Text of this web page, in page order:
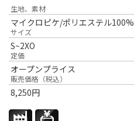
生地、素材
マイクロピケ/ポリエステル100%
サイズ
S~2XO
定価
オープンプライス
販売価格（税込）
8,250円